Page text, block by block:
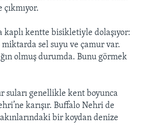
kaplı kentte bisikletiyle dolaşıyor:
miktarda sel suyu ve çamur var.
olmuş durumda. Bunu görmek
suları genellikle kent boyunca
karışır. Buffalo Nehri de
bir koydan denize